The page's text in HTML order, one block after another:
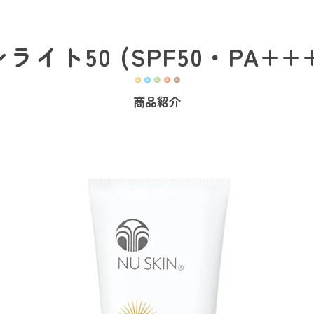
商品紹介
ライト50 (SPF50・